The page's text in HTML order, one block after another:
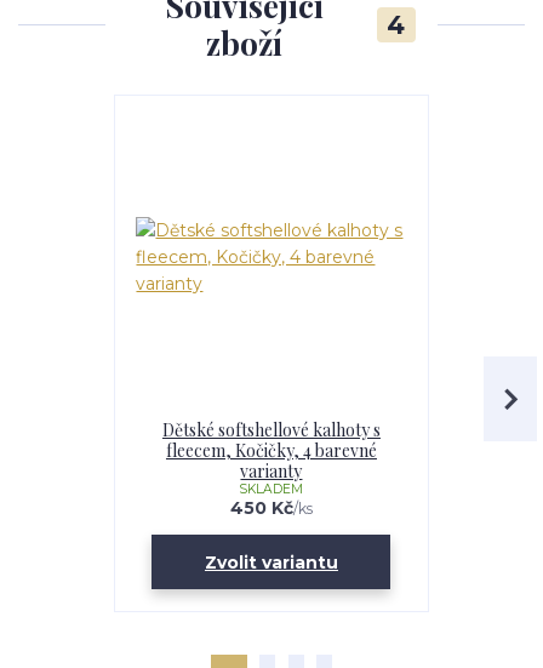
zboží
4
Dětské softshellové kalhoty s
fleecem, Kočičky, 4 barevné
varianty
450 Kč/ks
SKLADEM
Zvolit variantu